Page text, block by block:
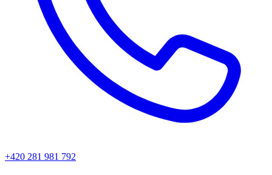
+420 281 981 792